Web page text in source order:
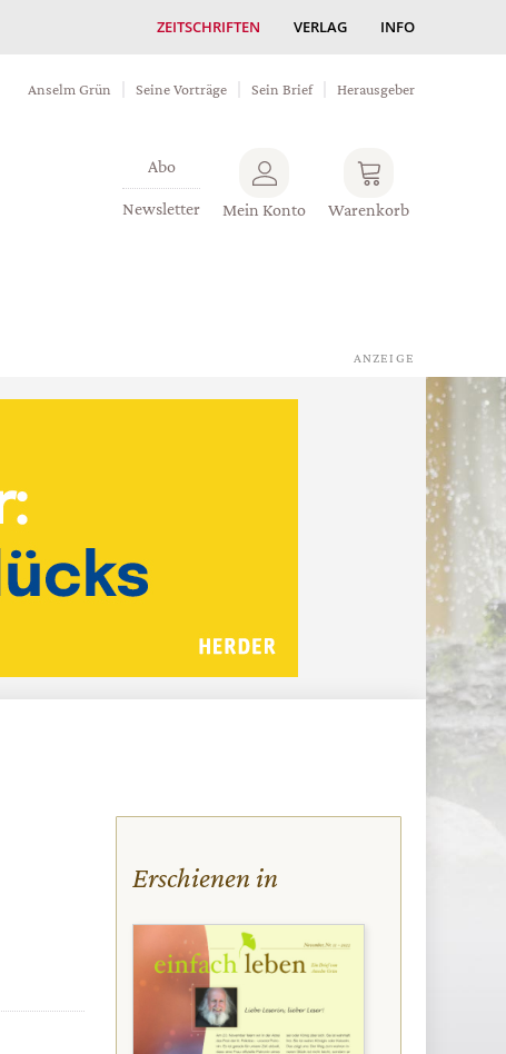
ZEITSCHRIFTEN VERLAG INFO
Anselm Grün Seine Vorträge Sein Brief Herausgeber
Abo
Newsletter Mein Konto Warenkorb
Erschienen in